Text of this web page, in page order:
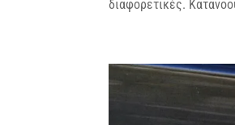
διαφορετικές.